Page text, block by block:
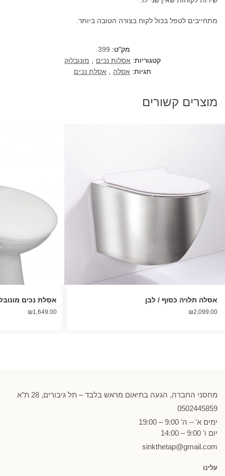
מתחייבים לטפל בכול לקוח בצורה הטובה ביותר.
מק"ט: 399
קטגוריות: אסלות נכים
מונובלוק
תגיות: אסלה אסלת נכים
מוצרים קשורים
אסלה תלויה כסוף / לבן
₪2,099.00
אסלת נכים
₪1,649.00
מחסני החברה, הגעה בתיאום מראש בלבד – תל גיבורים, 28 ת"א
0502445859
ימים א' – ה' 9:00 – 19:00
יום ו' 9:00 – 14:00
sinkthetap@gmail.com
עלינו